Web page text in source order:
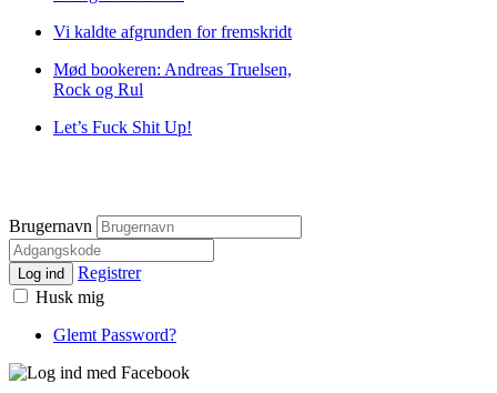
Vi kaldte afgrunden for fremskridt
Mød bookeren: Andreas Truelsen,
Rock og Rul
Let’s Fuck Shit Up!
Brugernavn
Log ind
Registrer
Husk mig
Glemt Password?